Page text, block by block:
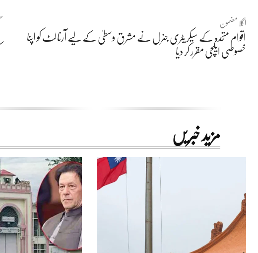
اگلا مضمون
اقوام متحدہ کے سیکریٹری جنرل نے مشرق وسطیٰ کے لیے آرنالٹ کو اپنا
خصوصی ایلچی مقرر کر دیا
مزید خبریں